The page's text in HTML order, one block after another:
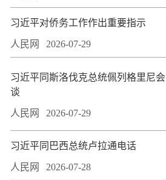
习近平对侨务工作作出重要指示
人民网 2026-07-29
习近平同斯洛伐克总统佩列格里尼会
谈
人民网 2026-07-29
习近平同巴西总统卢拉通电话
人民网 2026-07-28